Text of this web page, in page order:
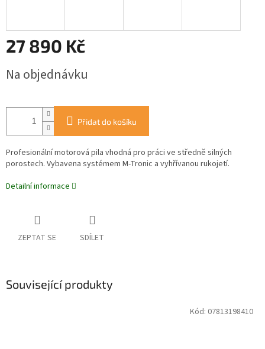
27 890 Kč
cena:
Na objednávku
Přidat do košíku
Profesionální motorová pila vhodná pro práci ve středně silných
porostech. Vybavena systémem M-Tronic a vyhřívanou rukojetí.
Detailní informace
ZEPTAT SE SDÍLET
Související produkty
Kód: 07813198410